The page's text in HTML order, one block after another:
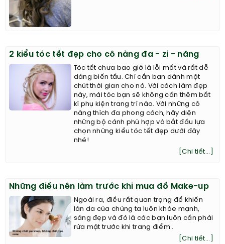
2 kiểu tóc tết đẹp cho cô nàng đa - zi - năng
Tóc tết chưa bao giờ là lỗi mốt và rất dễ
dàng biến tấu. Chỉ cần bạn dành một
chút thời gian cho nó. Với cách làm đẹp
này, mái tóc bạn sẽ không cần thêm bất
kì phụ kiện trang trí nào. Với những cô
nàng thích đa phong cách, hãy diện
những bộ cánh phù hợp và bắt đầu lựa
chọn những kiểu tóc tết đẹp dưới đây
nhé!
[Chi tiết...]
Những điều nên làm trước khi mua đồ Make-up
Ngoài ra, điều rất quan trọng để khiến
làn da của chúng ta luôn khỏe mạnh,
sáng đẹp và đó là các bạn luôn cần phải
rửa mặt trước khi trang điểm .
[Chi tiết...]